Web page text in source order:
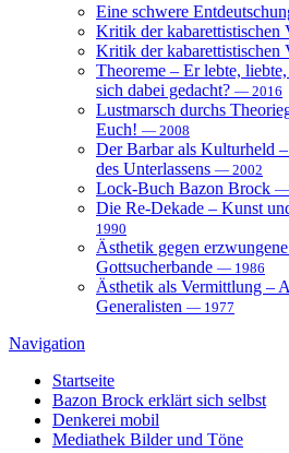
Eine schwere
Kritik der kabarettistischen
Kritik der kabarettistischen
Theoreme – Er lebte,
sich dabei gedacht? — 2016
Lustmarsch durchs
Euch! — 2008
Der Barbar als Kulturheld
des Unterlassens — 2002
Lock-Buch Bazon Brock —
Die Re-Dekade – Kunst
1990
Ästhetik gegen
Gottsucherbande — 1986
Ästhetik als Vermittlung –
Generalisten — 1977
Navigation
Startseite
Bazon Brock erklärt sich selbst
Denkerei mobil
Mediathek Bilder und Töne